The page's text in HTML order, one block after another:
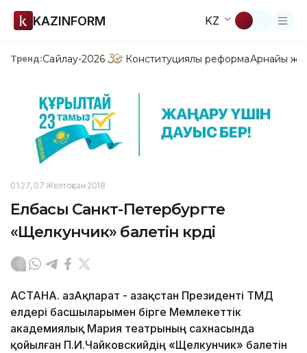
KAZINFORM KZ
Тренд:Сайлау-2026 Конституциялық реформаАрнайы
01:27, 07 Желтоқсан 2018
Елбасы Санкт-Петербургте
«Щелкунчик» балетін көрді
АСТАНА. ҚазАқпарат - Қазақстан Президенті ТМД
елдері басшыларымен бірге Мемлекеттік
академиялық Мария театрының сахнасында
қойылған П.И.Чайковскийдің «Щелкунчик» балетін